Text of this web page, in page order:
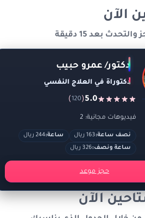
الآن
بعد 15 دقيقة
دكتور/ عمرو حبيب
دكتوراة في العلاج النفسي
5.0
(
120
)
فيديوهات مجانية: 2
نصف ساعة:163 ريال ساعة:244 ريال
ساعة ونصف:326 ريال
حجز موعد
الآن